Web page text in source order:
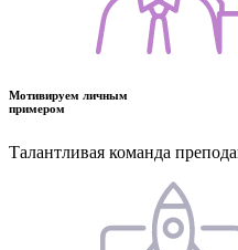
Мотивируем личным
примером
Талантливая команда